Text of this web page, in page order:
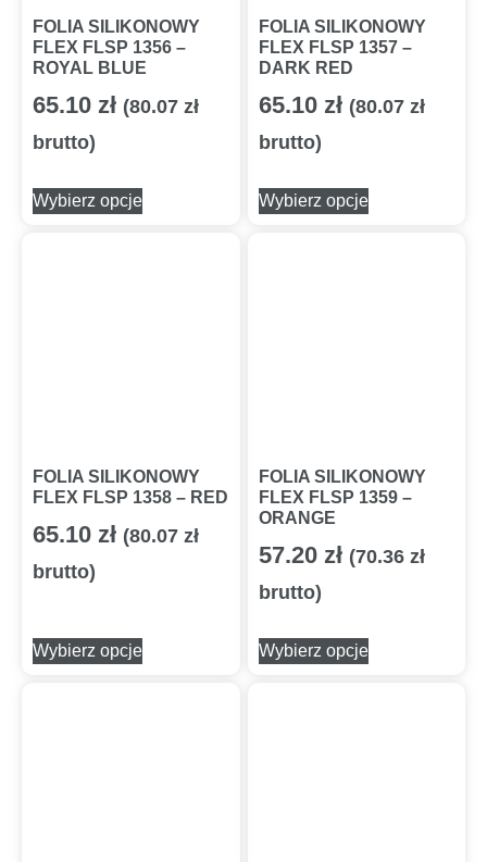
FOLIA SILIKONOWY
FLEX FLSP 1356 –
ROYAL BLUE
65.10 zł (80.07 zł
brutto)
Wybierz opcje
FOLIA SILIKONOWY
FLEX FLSP 1357 –
DARK RED
65.10 zł (80.07 zł
brutto)
Wybierz opcje
FOLIA SILIKONOWY
FLEX FLSP 1358 – RED
65.10 zł (80.07 zł
brutto)
Wybierz opcje
FOLIA SILIKONOWY
FLEX FLSP 1359 –
ORANGE
57.20 zł (70.36 zł
brutto)
Wybierz opcje